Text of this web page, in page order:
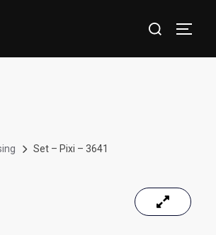
Set – Pixi – 3641